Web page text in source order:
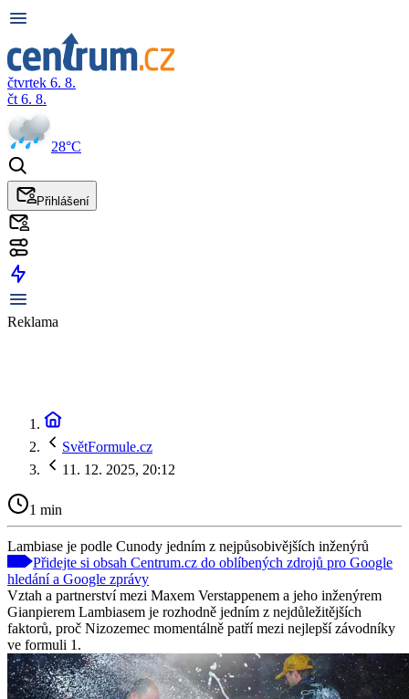
čtvrtek 6. 8.
čt 6. 8.
28°C
Přihlášení
Reklama
SvětFormule.cz
11. 12. 2025, 20:12
1 min
Lambiase je podle Cunody jedním z nejpůsobivějších inženýrů
Přidejte si obsah Centrum.cz do oblíbených zdrojů pro Google
hledání a Google zprávy
Vztah a partnerství mezi Maxem Verstappenem a jeho inženýrem
Gianpierem Lambiasem je rozhodně jedním z nejdůležitějších
faktorů, proč Nizozemec momentálně patří mezi nejlepší závodníky
ve formuli 1.